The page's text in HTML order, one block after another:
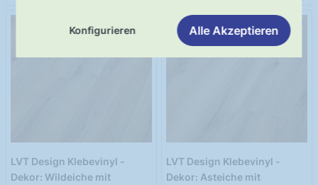
Konfigurieren Alle Akzeptieren
LVT Design Klebevinyl -
Dekor: Wildeiche mit
LVT Design Klebevinyl -
Dekor: Asteiche mit